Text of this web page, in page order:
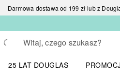
Darmowa dostawa od 199 zł lub z
Wracać
Wykonaj wyszukiwanie
25 LAT DOUGLAS